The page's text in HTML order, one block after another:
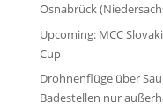
Osnabrück
Upcoming: MCC
Cup
Drohnenflüge über
Badestellen nur